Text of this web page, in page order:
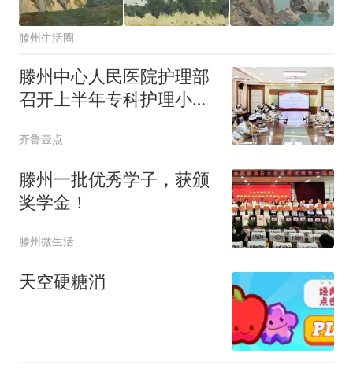
滕州生活圈
滕州中心人民医院护理部
召开上半年专科护理小组
齐鲁壹点
滕州一批优秀学子，获颁
奖学金！
滕州微生活
天空硬糖消